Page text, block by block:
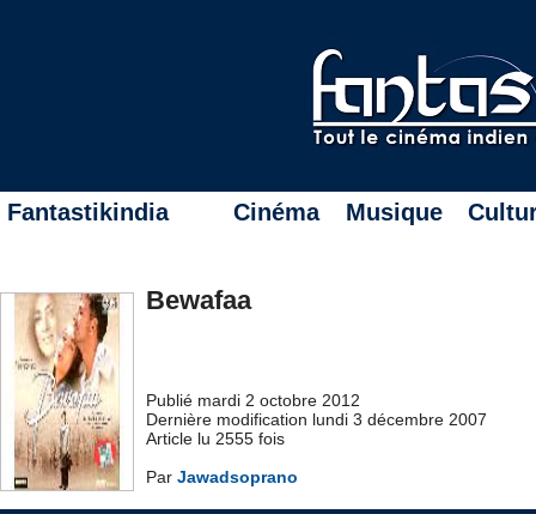
Fantastikindia Cinéma Musique
Bewafaa
Publié mardi 2 octobre 2012
Dernière modification lundi 3 décembre 2007
Article lu 2555 fois
Par Jawadsoprano